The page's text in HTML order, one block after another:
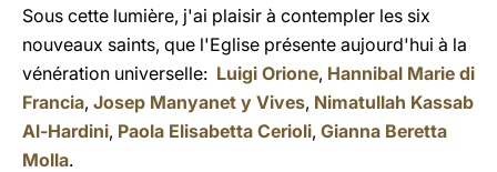
Sous cette lumière, j'ai plaisir à contempler les six
nouveaux saints, que l'Eglise présente aujourd'hui à la
vénération universelle: Luigi Orione, Hannibal Marie di
Francia, Josep Manyanet y Vives, Nimatullah Kassab
Al-Hardini, Paola Elisabetta Cerioli, Gianna Beretta
Molla.